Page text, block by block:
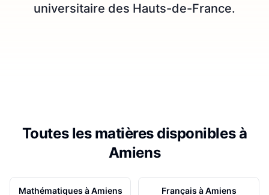
universitaire des Hauts-de-France.
Toutes les matières disponibles à
Amiens
Mathématiques àAmiens Français àAmiens